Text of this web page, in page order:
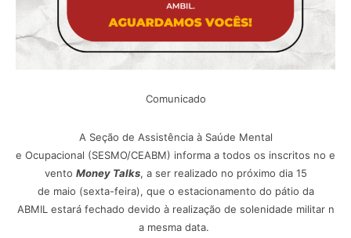
Comunicado
A Seção de Assistência à Saúde Mental
e Ocupacional (SESMO/CEABM) informa a todos os inscritos no e
vento Money Talks, a ser realizado no próximo dia 15
de maio (sexta-feira), que o estacionamento do pátio da
ABMIL estará fechado devido à realização de solenidade militar n
a mesma data.